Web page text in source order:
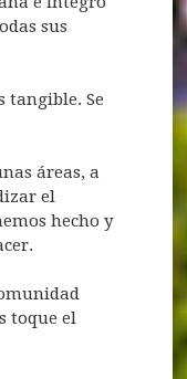
sus
tangible. Se
áreas, a
el
hecho y
toque el